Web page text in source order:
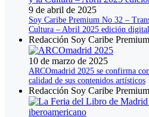
9 de abril de 2025
Soy Caribe Premium No 32 –
Cultura – Abril 2025 edición digital
Redacción Soy Caribe Premium
10 de marzo de 2025
ARCOmadrid 2025 se confirma
calidad de sus contenidos artísticos
Redacción Soy Caribe Premium